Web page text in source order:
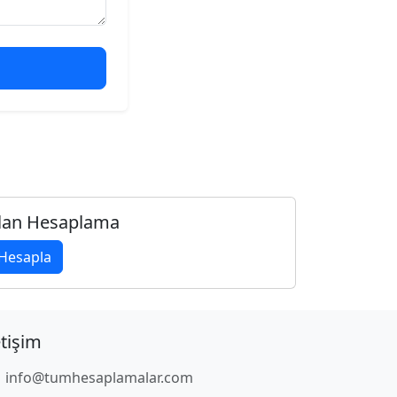
Hesaplama
info@tumhesaplamalar.com